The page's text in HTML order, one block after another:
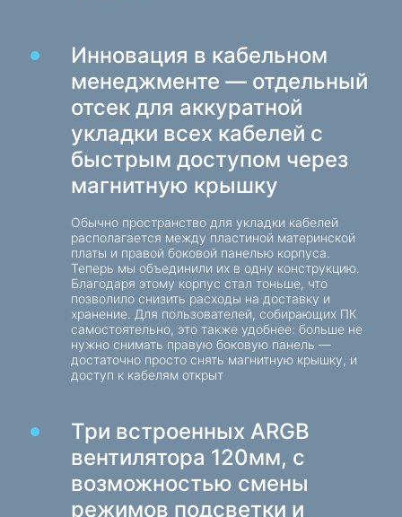
Веб-камеры
Веб-камеры
Рюкзаки, сумки, держатели, прочие
аксессуары
Спортивные сумки
Подставки для ноутбуков
Сумки и рюкзаки для ноутбуков
Рюкзаки для путешествий
Чемоданы на колесах
Сумки-органайзеры
Держатели в авто
Рюкзаки для учёбы и досуга
Средства бесконтактной очистки
Спреи, пены, гели
Влажные салфетки
Инновация в кабельном
менеджменте — отдельный
отсек для аккуратной
укладки всех кабелей с
быстрым доступом через
магнитную крышку
Обычно пространство для укладки кабелей
располагается между пластиной материнской
платы и правой боковой панелью корпуса.
Теперь мы объединили их в одну конструкцию.
Благодаря этому корпус стал тоньше, что
позволило снизить расходы на доставку и
хранение. Для пользователей, собирающих ПК
самостоятельно, это также удобнее: больше не
нужно снимать правую боковую панель —
достаточно просто снять магнитную крышку, и
доступ к кабелям открыт
Три встроенных ARGB
вентилятора 120мм, с
возможностью смены
режимов подсветки и